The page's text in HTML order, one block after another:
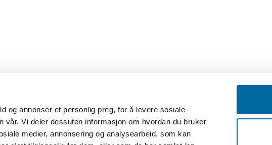
og annonser et personlig preg, for å levere sosiale
vår. Vi deler dessuten informasjon om hvordan du bruker
medier, annonsering og analysearbeid, som kan